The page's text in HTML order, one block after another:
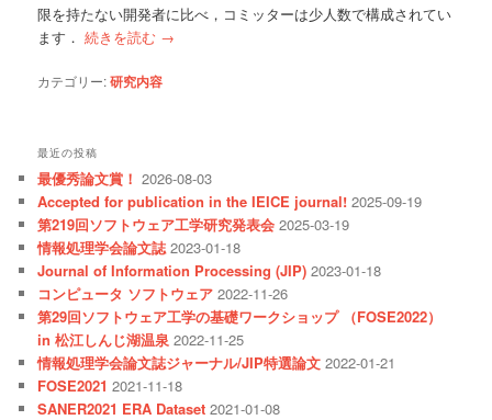
限を持たない開発者に比べ，コミッターは少人数で構成されてい
ます．続きを読む →
カテゴリー:研究内容
最近の投稿
最優秀論文賞！ 2026-08-03
Accepted for publication in the IEICE journal! 2025-09-19
第219回ソフトウェア工学研究発表会 2025-03-19
情報処理学会論文誌 2023-01-18
Journal of Information Processing (JIP) 2023-01-18
コンピュータ ソフトウェア 2022-11-26
第29回ソフトウェア工学の基礎ワークショップ （FOSE2022）
in 松江しんじ湖温泉 2022-11-25
情報処理学会論文誌ジャーナル/JIP特選論文 2022-01-21
FOSE2021 2021-11-18
SANER2021 ERA Dataset 2021-01-08